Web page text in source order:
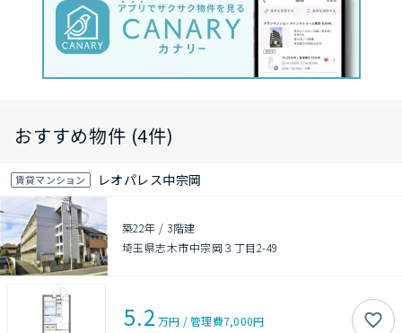
おすすめ物件 (4件)
賃貸マンション レオパレス中宗岡
築22年 / 3階建
埼玉県志木市中宗岡３丁目2-49
5.2 万円 /管理費7,000円